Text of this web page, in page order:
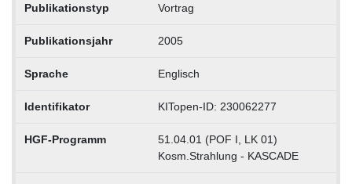
Publikationstyp Vortrag
Publikationsjahr 2005
Sprache Englisch
Identifikator KITopen-ID: 230062277
HGF-Programm
51.04.01 (POF I, LK 01)
Kosm.Strahlung - KASCADE